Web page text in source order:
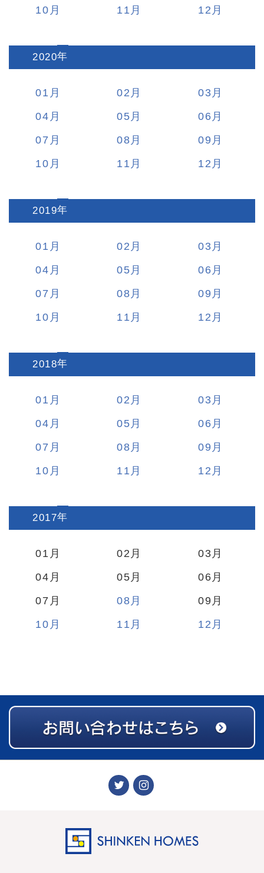
10
11 12
2020:
01 02
03
04
05
06
07
08
09
10
11 12
2019:
01 02
03
04
05
06
07
08
09
10
11 12
2018:
01 02
03
04
05
06
07
08
09
10
11 12
2017:
01 02
03
04
05
06
07
08
09
10
11 12